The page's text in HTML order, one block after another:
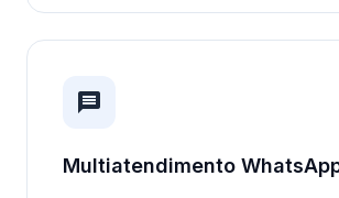
Multiatendimento